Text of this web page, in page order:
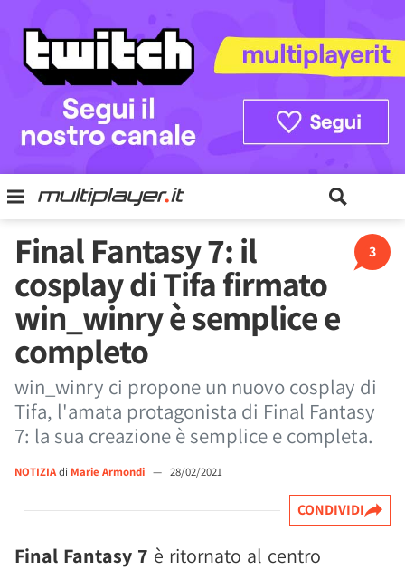
3
Final Fantasy 7: il
cosplay di Tifa firmato
win_winry è semplice e
completo
win_winry ci propone un nuovo cosplay di
Tifa, l'amata protagonista di Final Fantasy
7: la sua creazione è semplice e completa.
NOTIZIAdi Marie Armondi — 28/02/2021
CONDIVIDI
Final Fantasy 7 è ritornato al centro